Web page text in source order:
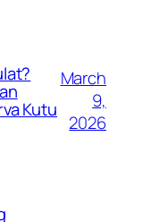
Kutu
March
9,
2026